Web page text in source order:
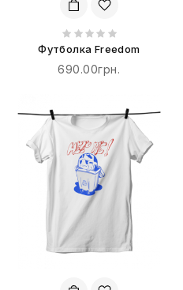
Футболка Freedom
690.00грн.